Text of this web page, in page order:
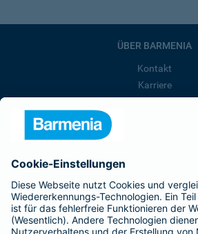
ÜBER BARMENIA
Kontakt
Karriere
Barmenia ist Teil der
BELIEBTE SEITEN
Kranken-